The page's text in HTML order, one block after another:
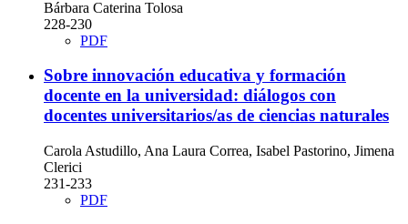
Bárbara Caterina Tolosa
228-230
PDF
Sobre innovación educativa y formación
docente en la universidad: diálogos con
docentes universitarios/as de ciencias naturales
Carola Astudillo, Ana Laura Correa, Isabel Pastorino, Jimena
Clerici
231-233
PDF